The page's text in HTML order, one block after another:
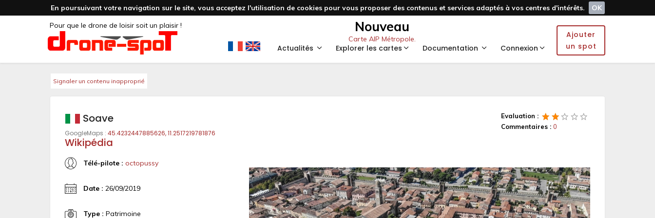
En poursuivant votre navigation sur le site, vous acceptez l'utilisation de cookies pour vous proposer des contenus et services adaptés à vos centres d'intérêts.
OK
Pour que le drone de loisir soit un plaisir !
Nouveau
Carte AIP Métropole.
Actualités Explorer les cartes Documentation Connexion
Ajouter
un spot
Signaler un contenu inapproprié
Evaluation :
Commentaires : 0
Soave
GoogleMaps : 45.4232447885626, 11.2517219781876
Wikipédia
Télé-pilote : octopussy
Date : 26/09/2019
Type : Patrimoine